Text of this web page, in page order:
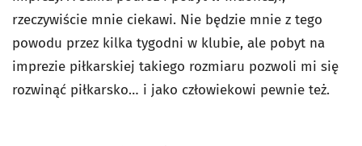
rzeczywiście mnie ciekawi. Nie będzie mnie z tego
powodu przez kilka tygodni w klubie, ale pobyt na
imprezie piłkarskiej takiego rozmiaru pozwoli mi się
rozwinąć piłkarsko… i jako człowiekowi pewnie też.